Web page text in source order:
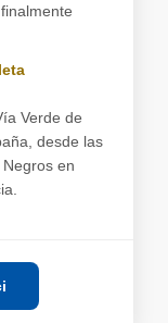
Verde de
desde las
en